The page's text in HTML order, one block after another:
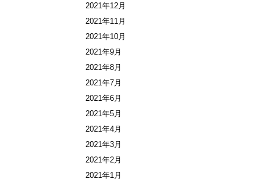
2021年12月
2021年11月
2021年10月
2021年9月
2021年8月
2021年7月
2021年6月
2021年5月
2021年4月
2021年3月
2021年2月
2021年1月